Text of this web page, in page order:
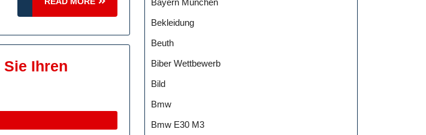
Anlaufstelle
Für
Des
MORE
Ihren
Bekleidung
Beuth
Biber Wettbewerb
Bild
Bmw
Bmw E30 M3